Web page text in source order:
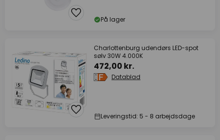
På lager
Charlottenburg udendørs LED-spot
sølv 30W 4.000K
472,00 kr.
Datablad
Leveringstid: 5 - 8 arbejdsdage